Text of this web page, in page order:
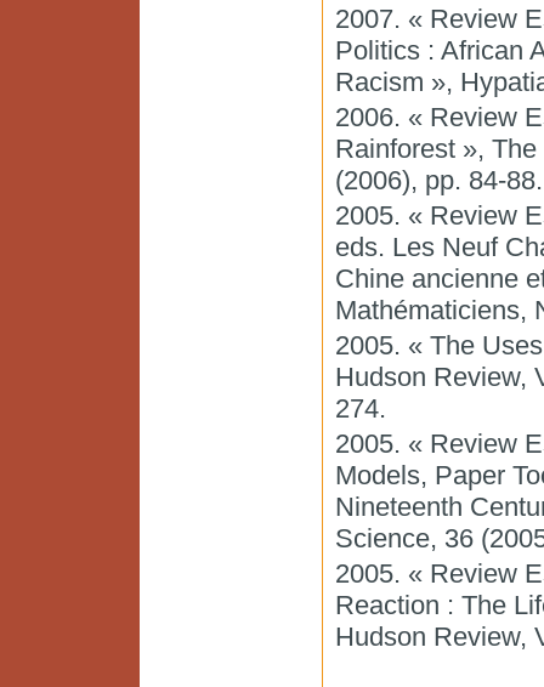
2007. « Review
Politics : African
Racism »,
2006. « Review
Rainforest »,
(2006), pp. 84-88.
2005. « Review
eds. Les Neuf
Chine ancienne
Mathématiciens,
2005. « The
Hudson Review,
274.
2005. « Review
Models, Paper
Nineteenth
Science, 36
2005. « Review
Reaction : The
Hudson Review,